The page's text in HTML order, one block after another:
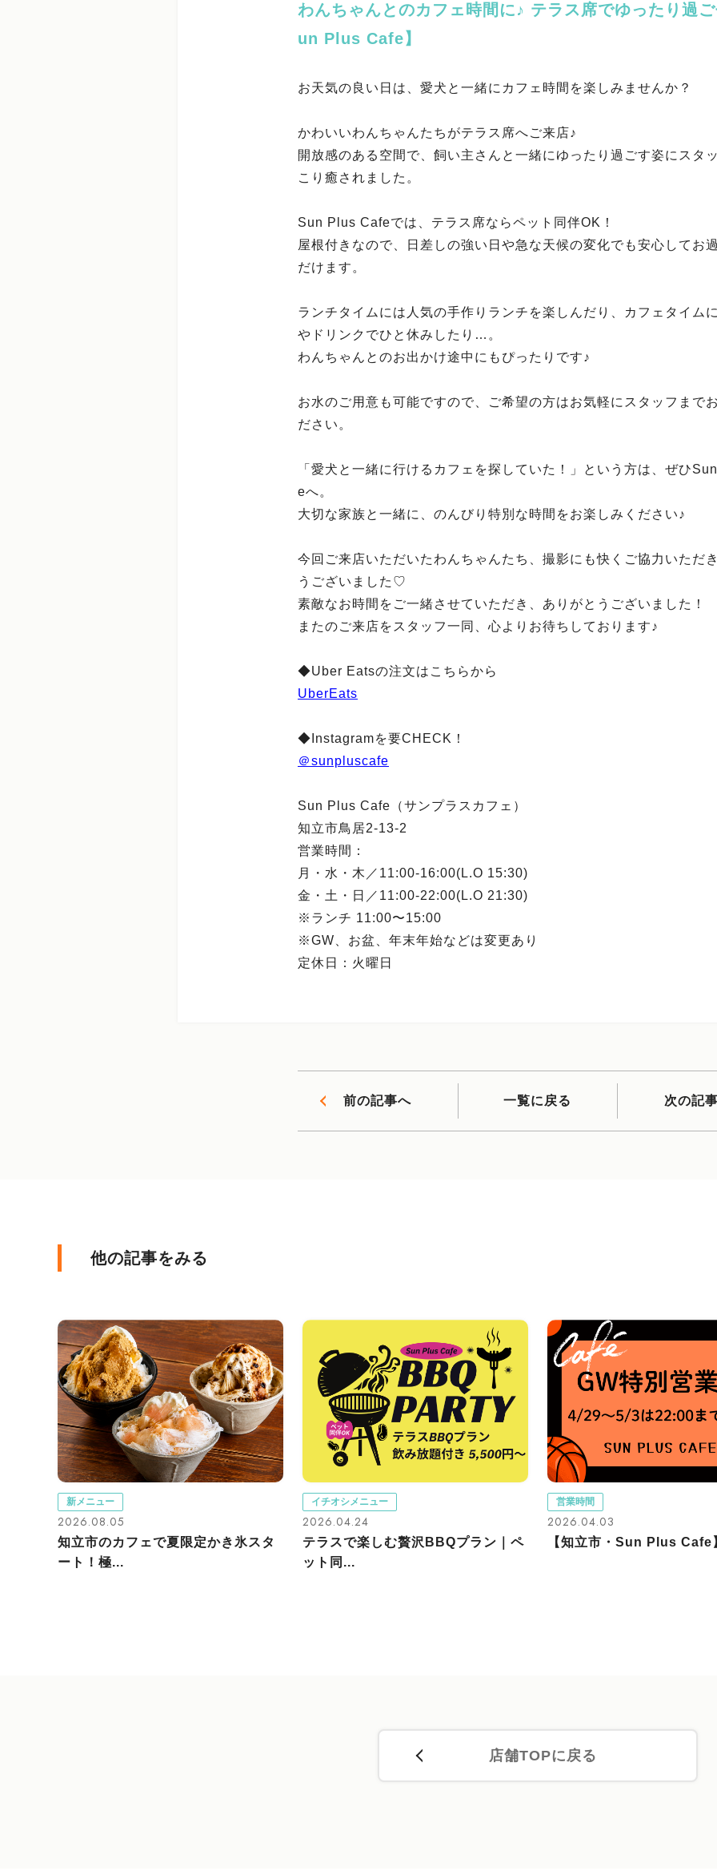
わんちゃんとのカフェ時間に♪ テラス席でゆったり過
un Plus Cafe】
お天気の良い日は、愛犬と一緒にカフェ時間を楽しみませんか？
かわいいわんちゃんたちがテラス席へご来店♪
開放感のある空間で、飼い主さんと一緒にゆったり過ごす姿にスタ
こり癒されました。
Sun Plus Cafeでは、テラス席ならペット同伴OK！
屋根付きなので、日差しの強い日や急な天候の変化でも安心してお
だけます。
ランチタイムには人気の手作りランチを楽しんだり、カフェタイム
やドリンクでひと休みしたり…。
わんちゃんとのお出かけ途中にもぴったりです♪
お水のご用意も可能ですので、ご希望の方はお気軽にスタッフまで
ださい。
「愛犬と一緒に行けるカフェを探していた！」という方は、ぜひ
eへ。
大切な家族と一緒に、のんびり特別な時間をお楽しみください♪
今回ご来店いただいたわんちゃんたち、撮影にも快くご協力いただ
うございました♡
素敵なお時間をご一緒させていただき、ありがとうございました！
またのご来店をスタッフ一同、心よりお待ちしております♪
◆Uber Eatsの注文はこちらから
UberEats
◆Instagramを要CHECK！
＠sunpluscafe
Sun Plus Cafe（サンプラスカフェ）
知立市鳥居2-13-2
営業時間：
月・水・木／11:00-16:00(L.O 15:30)
金・土・日／11:00-22:00(L.O 21:30)
※ランチ 11:00〜15:00
※GW、お盆、年末年始などは変更あり
定休日：火曜日
前の記事へ 次の記
一覧に戻る
他の記事をみる
新メニュー
2026.08.05
知立市のカフェで夏限定かき氷スタ
ート！極...
イチオシメニュー
2026.04.24
テラスで楽しむ贅沢BBQプラン｜ペ
ット同...
営業時間
2026.04.03
【知立市・Sun Plus Cafe
店舗TOPに戻る